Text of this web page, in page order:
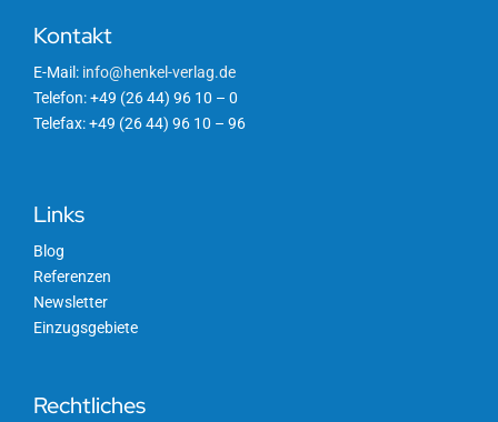
Kontakt
E-Mail: info@henkel-verlag.de
Telefon: +49 (26 44) 96 10 – 0
Telefax: +49 (26 44) 96 10 – 96
Links
Blog
Referenzen
Newsletter
Einzugsgebiete
Rechtliches